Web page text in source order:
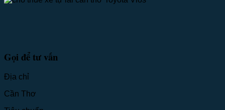
Gọi để tư vấn
Địa chỉ
Cần Thơ